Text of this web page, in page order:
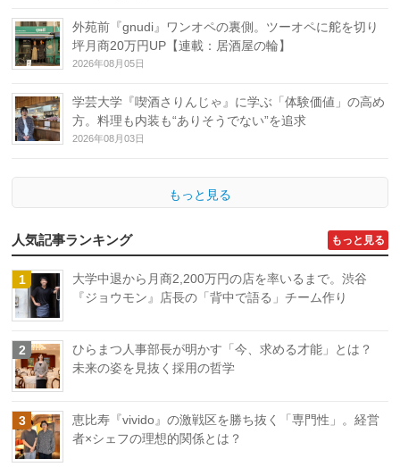
外苑前『gnudi』ワンオペの裏側。ツーオペに舵を切り
坪月商20万円UP【連載：居酒屋の輪】
2026年08月05日
学芸大学『喫酒さりんじゃ』に学ぶ「体験価値」の高め
方。料理も内装も“ありそうでない”を追求
2026年08月03日
もっと見る
人気記事ランキング もっと見る
1
大学中退から月商2,200万円の店を率いるまで。渋谷
『ジョウモン』店長の「背中で語る」チーム作り
2
ひらまつ人事部長が明かす「今、求める才能」とは？
未来の姿を見抜く採用の哲学
3
恵比寿『vivido』の激戦区を勝ち抜く「専門性」。経営
者×シェフの理想的関係とは？